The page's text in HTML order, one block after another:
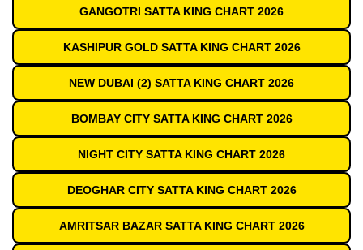
GANGOTRI SATTA KING CHART 2026
KASHIPUR GOLD SATTA KING CHART 2026
NEW DUBAI (2) SATTA KING CHART 2026
BOMBAY CITY SATTA KING CHART 2026
NIGHT CITY SATTA KING CHART 2026
DEOGHAR CITY SATTA KING CHART 2026
AMRITSAR BAZAR SATTA KING CHART 2026